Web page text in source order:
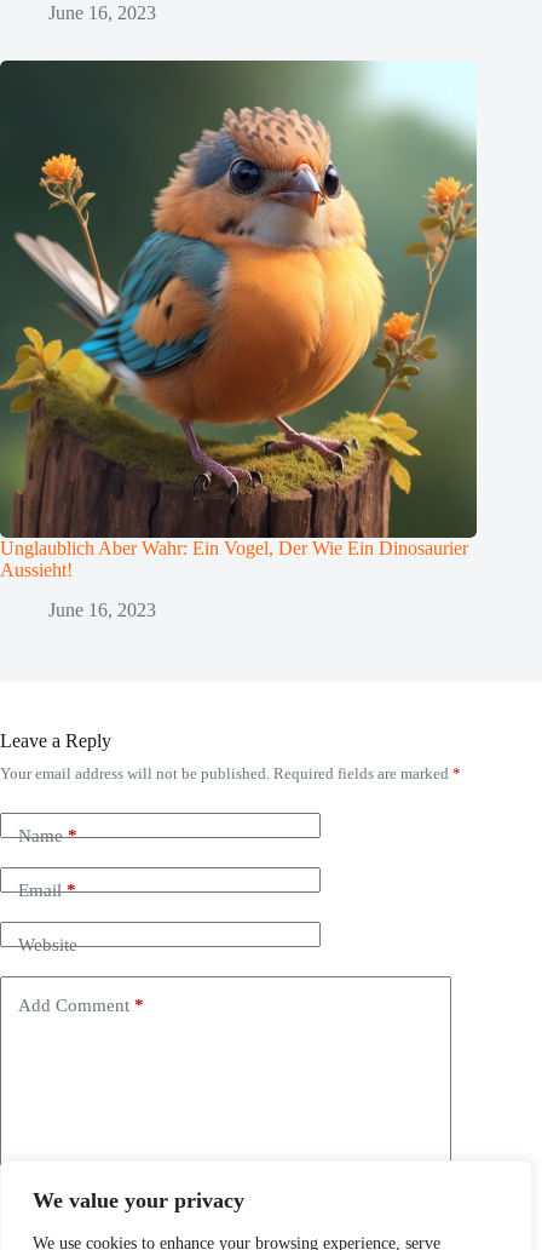
We value your privacy
We use cookies to enhance your browsing experience, serve
June 16, 2023
Unglaublich Aber Wahr: Ein Vogel, Der Wie Ein Dinosaurier
Aussieht!
June 16, 2023
Leave a Reply
Your email address will not be published. Required fields are marked *
Name*
Email*
Website
Add Comment *
Save my name, email and website in this browser for the